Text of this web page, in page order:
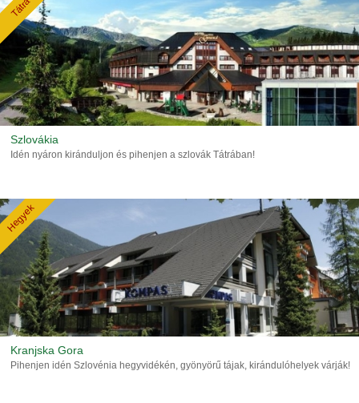
Tátra
Szlovákia
Idén nyáron kiránduljon és pihenjen a szlovák Tátrában!
Hegyek
Kranjska Gora
Pihenjen idén Szlovénia hegyvidékén, gyönyörű tájak, kirándulóhelyek várják!